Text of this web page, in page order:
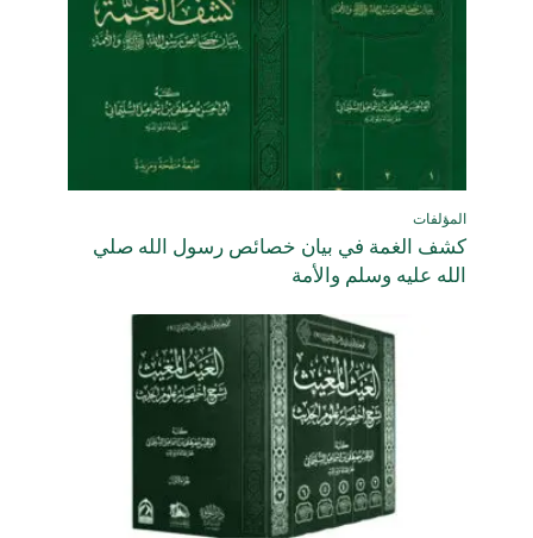
المؤلفات
كشف الغمة في بيان خصائص رسول الله صلي
الله عليه وسلم والأمة